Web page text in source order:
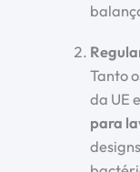
Tanto
da UE
para